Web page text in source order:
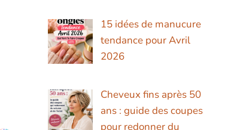
15 idées de manucure
tendance pour Avril
2026
Cheveux fins après 50
ans : guide des coupes
pour redonner du